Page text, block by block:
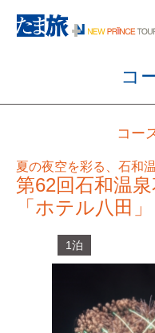
コ
コー
夏の夜空を彩る、石和
第62回石和温
「ホテル八田」
1泊